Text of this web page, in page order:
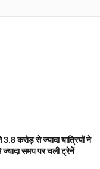
करोड़ से ज्यादा यात्रियों ने
समय पर चली ट्रेनें